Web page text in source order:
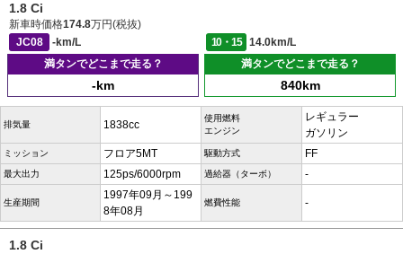
1.8 Ci
新車時価格174.8万円(税抜)
JC08
-km/L 10・15
14.0km/L
満タンでどこまで走る？
-km
満タンでどこまで走る？
840km
排気量 1838cc
使用燃料
エンジン
レギュラー
ガソリン
ミッション フロア5MT 駆動方式 FF
最大出力 125ps/6000rpm 過給器（ターボ） -
生産期間
1997年09月～199
8年08月
燃費性能 -
1.8 Ci